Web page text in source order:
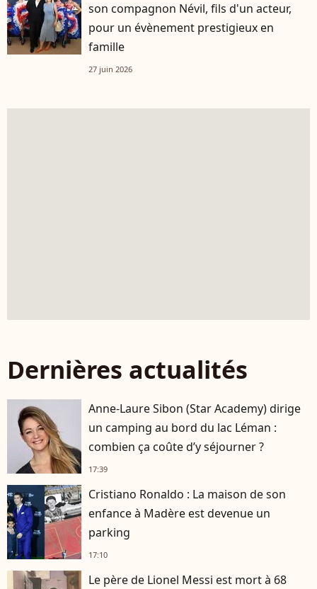
son compagnon Névil, fils d'un acteur,
pour un évènement prestigieux en
famille
27 juin 2026
Dernières actualités
Anne-Laure Sibon (Star Academy) dirige
un camping au bord du lac Léman :
combien ça coûte d’y séjourner ?
17:39
Cristiano Ronaldo : La maison de son
enfance à Madère est devenue un
parking
17:10
Le père de Lionel Messi est mort à 68